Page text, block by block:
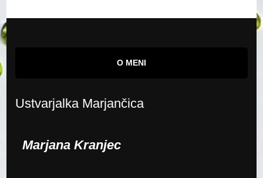
O MENI
Ustvarjalka Marjančica
Marjana Kranjec